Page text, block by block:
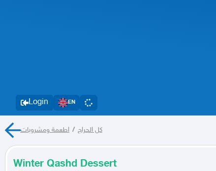
Login EN
كل الحراج / اطعمة ومشروبات
Winter Qashd Dessert